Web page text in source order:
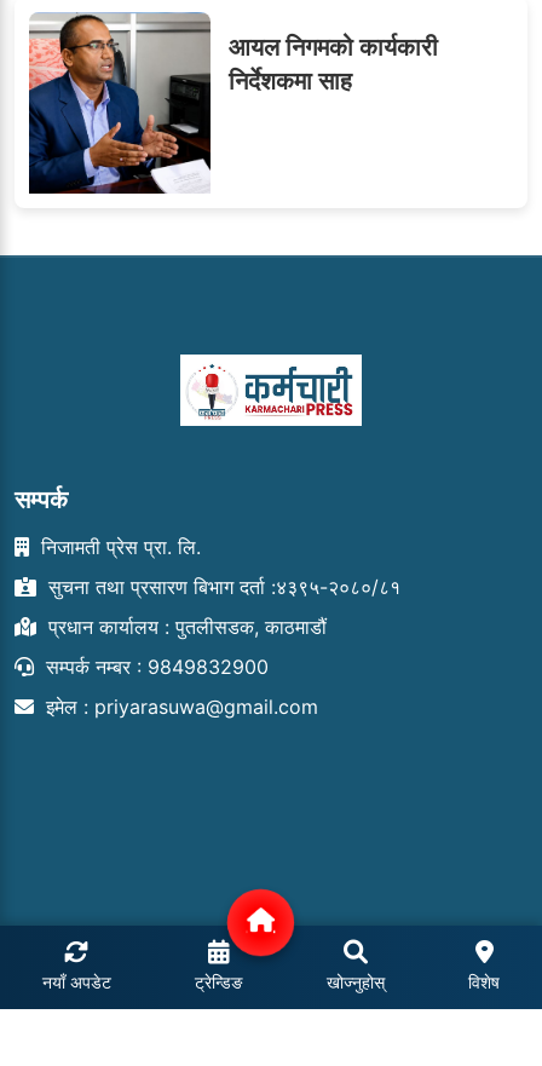
आयल निगमको कार्यकारी
निर्देशकमा साह
सम्पर्क
निजामती प्रेस प्रा. लि.
सुचना तथा प्रसारण बिभाग दर्ता :४३९५-२०८०/८१
प्रधान कार्यालय : पुतलीसडक, काठमाडौं
सम्पर्क नम्बर : 9849832900
इमेल : priyarasuwa@gmail.com
नयाँ अपडेट ट्रेन्डिङ खोज्नुहोस् विशेष